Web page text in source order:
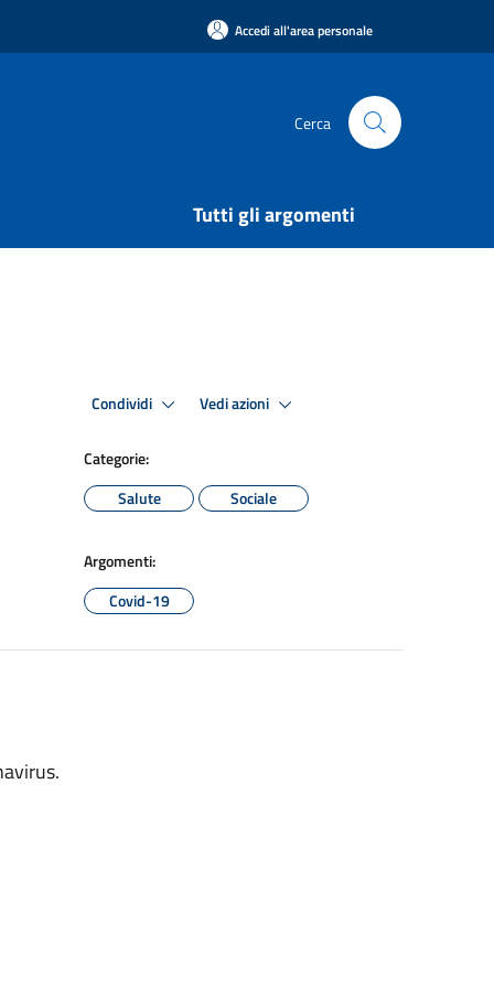
Accedi all'area personale
Cerca
Tutti gli argomenti
Condividi Vedi azioni
Categorie:
Salute
Sociale
Argomenti:
Covid-19